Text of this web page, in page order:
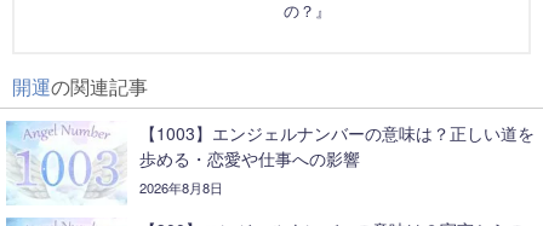
の？』
開運の関連記事
【1003】エンジェルナンバーの意味は？正しい道を
歩める・恋愛や仕事への影響
2026年8月8日